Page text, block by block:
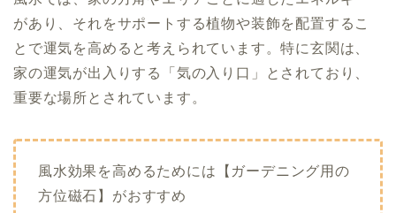
があり、それをサポートする植物や装飾を配置するこ
とで運気を高めると考えられています。特に玄関は、
家の運気が出入りする「気の入り口」とされており、
重要な場所とされています。
風水効果を高めるためには【ガーデニング用の
方位磁石】がおすすめ